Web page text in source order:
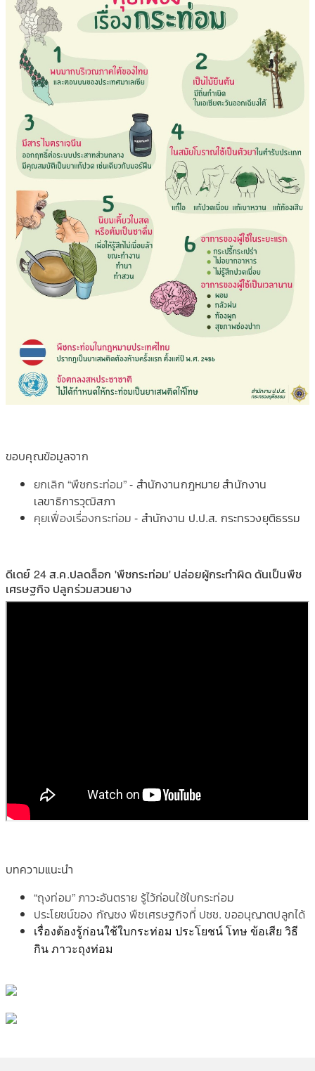
ขอบคุณข้อมูลจาก
ยกเลิก “พืชกระท่อม”- สำนักงานกฎหมาย สำนักงาน
เลขาธิการวุฒิสภา
คุยเฟื่องเรื่องกระท่อม - สำนักงาน ป.ป.ส. กระทรวงยุติธรรม
ดีเดย์ 24 ส.ค.ปลดล็อก 'พืชกระท่อม' ปล่อยผู้กระทำผิด ดันเป็นพืช
เศรษฐกิจ ปลูกร่วมสวนยาง
บทความแนะนำ
“ถุงท่อม” ภาวะอันตราย รู้ไว้ก่อนใช้ใบกระท่อม
ประโยชน์ของ กัญชง พืชเศรษฐกิจที่ ปชช. ขออนุญาตปลูกได้
เรื่องต้องรู้ก่อนใช้ใบกระท่อม ประโยชน์ โทษ ข้อเสีย วิธี
กิน ภาวะถุงท่อม